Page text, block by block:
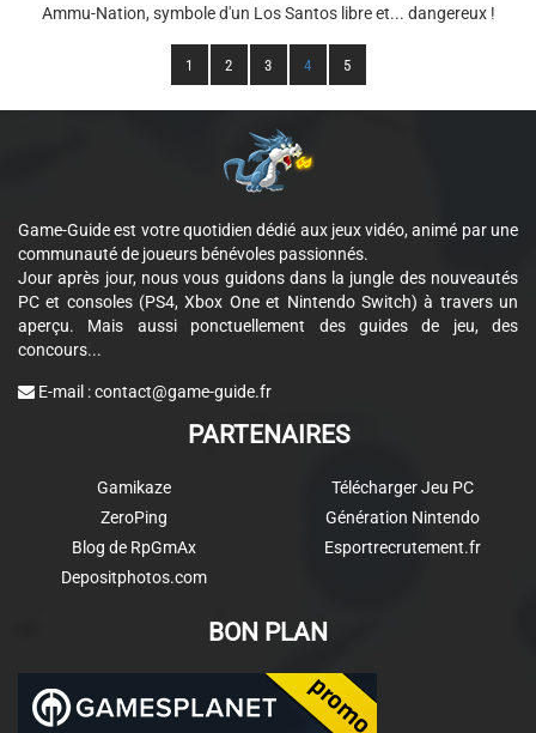
Ammu-Nation, symbole d'un Los Santos libre et... dangereux !
1 2 3 4 5
Game-Guide est votre quotidien dédié aux jeux vidéo, animé par une
communauté de joueurs bénévoles passionnés.
Jour après jour, nous vous guidons dans la jungle des nouveautés
PC et consoles (PS4, Xbox One et Nintendo Switch) à travers un
aperçu. Mais aussi ponctuellement des guides de jeu, des
concours...
E-mail :contact@game-guide.fr
PARTENAIRES
Gamikaze
ZeroPing
Blog de RpGmAx
Depositphotos.com
Télécharger Jeu PC
Génération Nintendo
Esportrecrutement.fr
BON PLAN